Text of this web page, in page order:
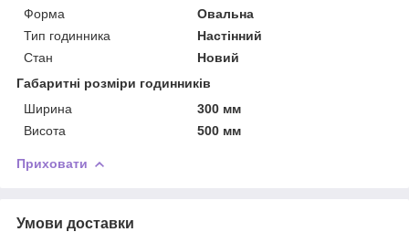
Форма
Овальна
Тип годинника
Настінний
Стан
Новий
Габаритні розміри годинників
Ширина
300 мм
Висота
500 мм
Приховати
Умови доставки